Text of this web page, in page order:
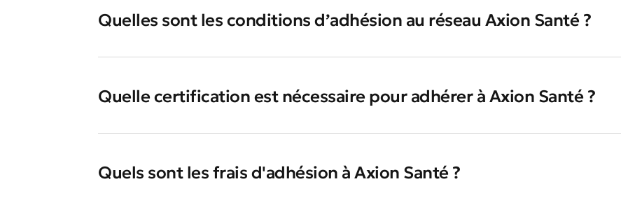
Quelles sont les conditions d’adhésion au réseau Axion Santé ?
Quelle certification est nécessaire pour adhérer à Axion Santé ?
Quels sont les frais d'adhésion à Axion Santé ?